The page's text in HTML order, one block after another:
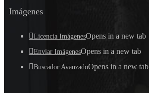
Imágenes
Licencia ImágenesOpens in a new tab
Enviar ImágenesOpens in a new tab
Buscador AvanzadoOpens in a new tab